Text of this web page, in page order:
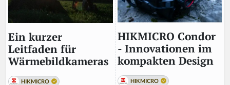
Ein kurzer
Leitfaden für
Wärmebildkameras
HIKMICRO
HIKMICRO Condor
- Innovationen im
kompakten Design
HIKMICRO